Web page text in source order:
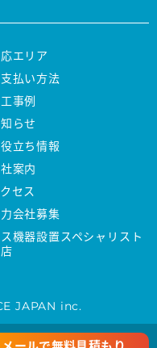
エリア
払い方法
事例
らせ
立ち情報
案内
セス
会社募集
機器設置スペシャリスト
JAPAN inc.